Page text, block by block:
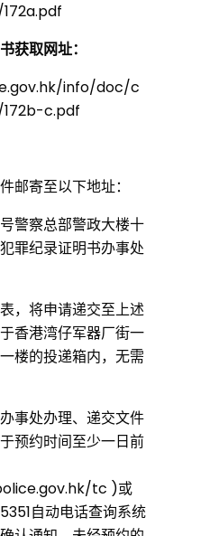
获取网址：
info/doc/c
c.pdf
邮寄至以下地址：
警察总部警政大楼十
罪纪录证明书办事处
，将申请递交至上述
香港湾仔军器厂街一
楼的投递箱内，无需
事处办理、递交文件
预约时间至少一日前
tc )或
自动电话查询系统